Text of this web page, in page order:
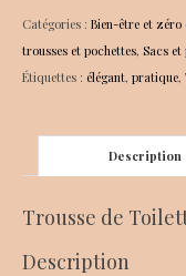
toilette
vert
pastel
Catégories : Bien-être et zéro
trousses et pochettes, Sacs et
Étiquettes : élégant, pratique,
Description
Trousse de
Description